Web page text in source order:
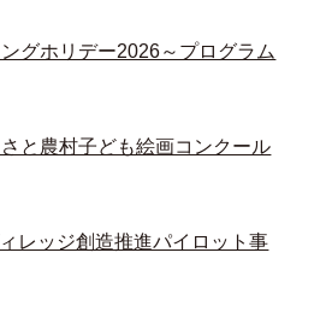
グホリデー2026～プログラム
と農村子ども絵画コンクール
レッジ創造推進パイロット事